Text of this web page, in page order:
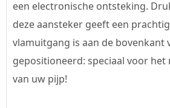
een electronische ontsteking.
deze aansteker geeft een
vlamuitgang is aan de bovenkant
gepositioneerd: speciaal voor
van uw pijp!